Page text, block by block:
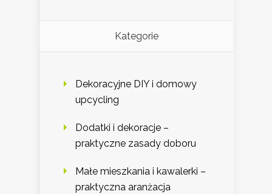
Kategorie
Dekoracyjne DIY i domowy
upcycling
Dodatki i dekoracje –
praktyczne zasady doboru
Małe mieszkania i kawalerki –
praktyczna aranżacja